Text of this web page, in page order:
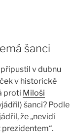
šanci
v dubnu
v historické
proti Miloši
šanci? Podle
že „nevidí